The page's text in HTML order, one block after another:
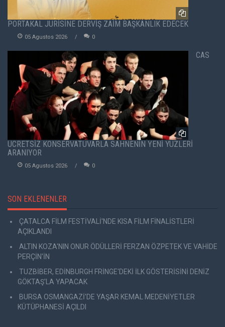
PORTAKAL JÜRİSİNE DERVİŞ ZAİM BAŞKANLIK EDECEK
05 Agustos 2026 0
CAS
ÜCRETSİZ KONSERVATUVARLA SAHNENİN YENİ YÜZLERİ
ARANIYOR
05 Agustos 2026 0
SON EKLENENLER
ÇATALCA FİLM FESTİVALİ'NDE KISA FİLM FİNALİSTLERİ
AÇIKLANDI
ALTIN KOZA'NIN ONUR ÖDÜLLERİ FERZAN ÖZPETEK VE VAHİDE
PERÇİN'İN
TUZBİBER, EDİNBURGH FRİNGE'DEKİ İLK GÖSTERİSİNİ DENİZ
GÖKTAŞ'LA YAPACAK
BURSA OSMANGAZİ'DE YAŞAR KEMAL MEDENİYETLER
KÜTÜPHANESİ AÇILDI